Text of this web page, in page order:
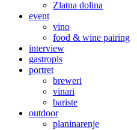
Zlatna dolina
event
vino
food & wine pairing
interview
gastropis
portret
breweri
vinari
bariste
outdoor
planinarenje